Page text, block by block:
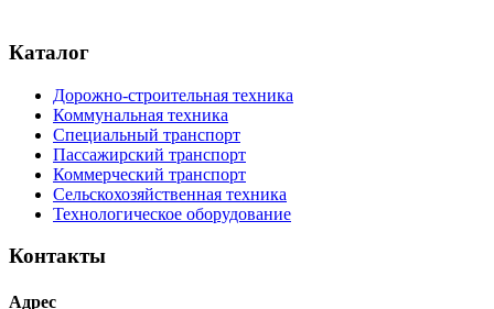
Каталог
Дорожно-строительная техника
Коммунальная техника
Специальный транспорт
Пассажирский транспорт
Коммерческий транспорт
Сельскохозяйственная техника
Технологическое оборудование
Контакты
Адрес